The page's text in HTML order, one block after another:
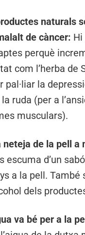
naturals
de càncer:
perquè
com l’herba de
pal·liar la
ruda (per a
musculars).
neteja de la pell a
escuma d’un
a la pell. També
dels
va bé per a la